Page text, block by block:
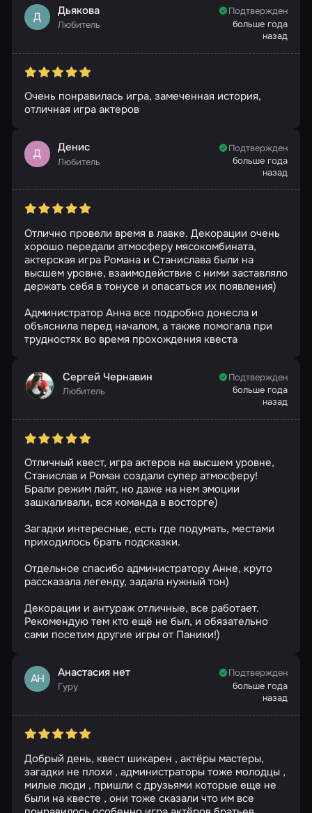
Д Дьякова
Любитель
Подтвержден
больше года
назад
Очень понравилась игра, замеченная история,
отличная игра актеров
Д Денис
Любитель
Подтвержден
больше года
назад
Отлично провели время в лавке. Декорации очень
хорошо передали атмосферу мясокомбината,
актерская игра Романа и Станислава были на
высшем уровне, взаимодействие с ними заставляло
держать себя в тонусе и опасаться их появления)
Администратор Анна все подробно донесла и
объяснила перед началом, а также помогала при
трудностях во время прохождения квеста
Сергей Чернавин
Любитель
Подтвержден
больше года
назад
Отличный квест, игра актеров на высшем уровне,
Станислав и Роман создали супер атмосферу!
Брали режим лайт, но даже на нем эмоции
зашкаливали, вся команда в восторге)
Загадки интересные, есть где подумать, местами
приходилось брать подсказки.
Отдельное спасибо администратору Анне, круто
рассказала легенду, задала нужный тон)
Декорации и антураж отличные, все работает.
Рекомендую тем кто ещё не был, и обязательно
сами посетим другие игры от Паники!)
АН Анастасия нет
Гуру
Подтвержден
больше года
назад
Добрый день, квест шикарен , актёры мастеры,
загадки не плохи , администраторы тоже молодцы ,
милые люди , пришли с друзьями которые еще не
были на квесте , они тоже сказали что им все